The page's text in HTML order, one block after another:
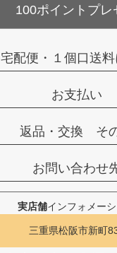
100ポイントプレ
宅配便・１個口送
お支払い
返品・交換 そ
お問い合わせ
実店舗インフォメー
三重県松阪市新町